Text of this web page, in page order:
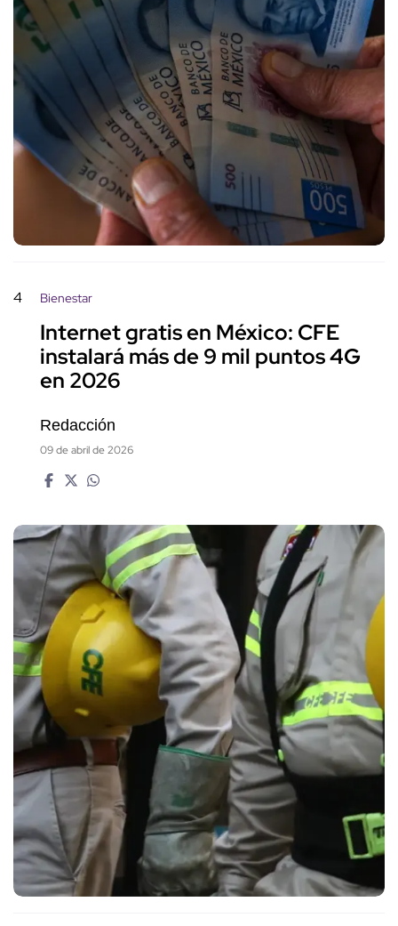
4 Bienestar
Internet gratis en México: CFE
instalará más de 9 mil puntos 4G
en 2026
Redacción
09 de abril de 2026